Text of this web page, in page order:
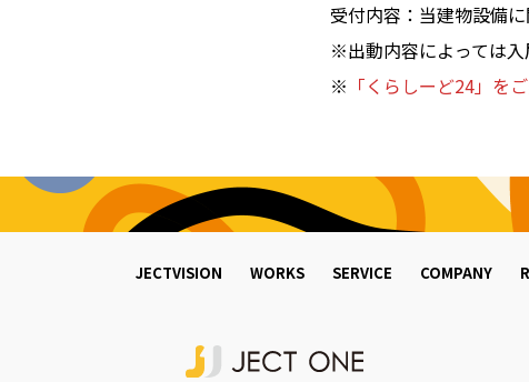
受付内容：当建物設備
※出動内容によっては入
※ 「くらしーど24」
JECTVISION WORKS SERVICE COMPANY